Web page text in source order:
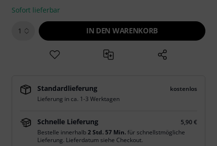
Sofort lieferbar
1 IN DEN WARENKORB
Standardlieferung
kostenlos
Lieferung in ca. 1-3 Werktagen
Schnelle Lieferung
5,90 €
Bestelle innerhalb2 Std. 57 Min.für schnellstmögliche
Lieferung. Lieferdatum siehe Checkout.